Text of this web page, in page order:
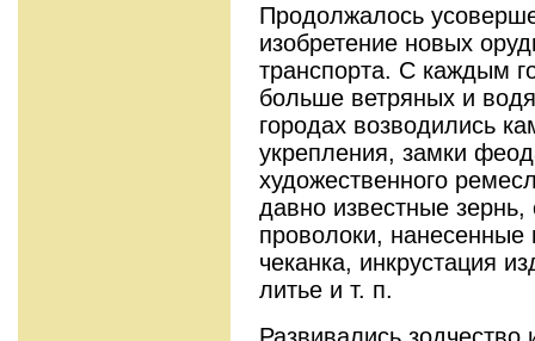
Продолжалось
изобретение новых
транспорта. С каждым
больше ветряных и
городах возводились
укрепления, замки
художественного
давно известные зернь,
проволоки,
чеканка, инкрустация
литье и т. п.